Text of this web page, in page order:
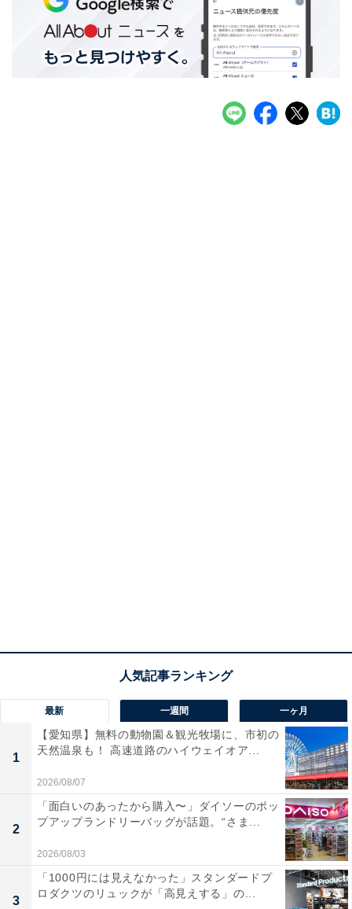
最新 一週間 一ヶ月
1
【愛知県】無料の動物園＆観光牧場に、市初の
天然温泉も！ 高速道路のハイウェイオア...
2026/08/07
2
「面白いのあったから購入〜」ダイソーのポッ
プアップランドリーバッグが話題。“さま...
2026/08/03
3
「1000円には見えなかった」スタンダードプ
ロダクツのリュックが「高見えする」の...